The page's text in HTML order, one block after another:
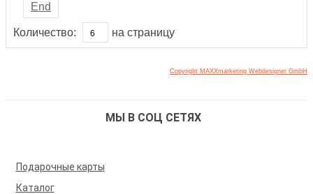
End
Количество: на страницу
Copyright MAXXmarketing Webdesigner GmbH
МЫ В СОЦ СЕТЯХ
Подарочные карты
Каталог